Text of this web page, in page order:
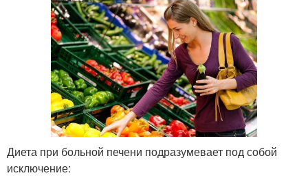
Диета при больной печени подразумевает под собой
исключение: